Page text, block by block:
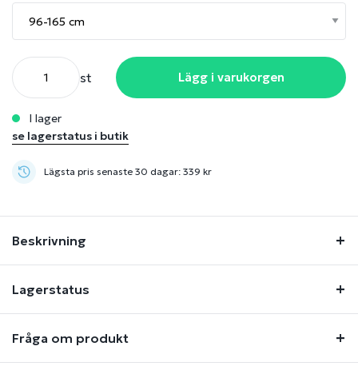
st Lägg i varukorgen
i lager
se lagerstatus i butik
Lägsta pris senaste 30 dagar: 339 kr
Beskrivning
Lagerstatus
Fråga om produkt